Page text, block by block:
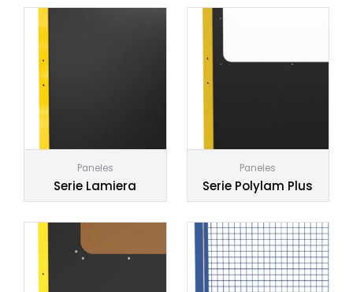
Paneles
Serie Lamiera
Paneles
Serie Polylam Plus